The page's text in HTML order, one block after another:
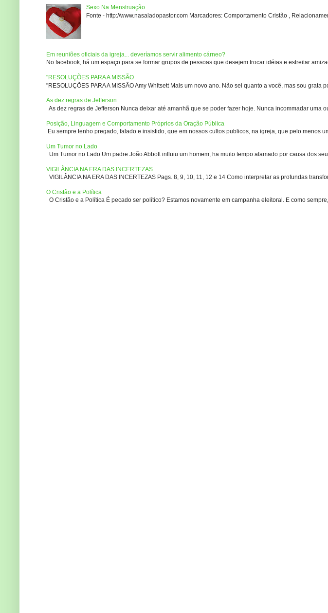
Sexo Na Menstruação
Fonte - http://www.nasaladopastor.com Marcadores: Comportamento Cristão ,
Em reuniões oficiais da igreja... deveríamos servir alimento cárneo?
No facebook, há um espaço para se formar grupos de pessoas que desejem trocar idéias e estreitar
"RESOLUÇÕES PARA A MISSÃO
"RESOLUÇÕES PARA A MISSÃO Amy Whitsett Mais um novo ano. Não sei quanto a você, mas sou grata
As dez regras de Jefferson
As dez regras de Jefferson Nunca deixar até amanhã que se poder fazer hoje. Nunca incommadar uma
Posição, Linguagem e Comportamento Próprios da Oração Pública
Eu sempre tenho pregado, falado e insistido, que em nossos cultos publicos, na igreja, que pelo menos
Um Tumor no Lado
Um Tumor no Lado Um padre João Abbott influiu um homem, ha muito tempo afamado por causa dos
VIGILÂNCIA NA ERA DAS INCERTEZAS
VIGILÂNCIA NA ERA DAS INCERTEZAS Pags. 8, 9, 10, 11, 12 e 14 Como interpretar as profundas
O Cristão e a Política
O Cristão e a Política É pecado ser político? Estamos novamente em campanha eleitoral. E como